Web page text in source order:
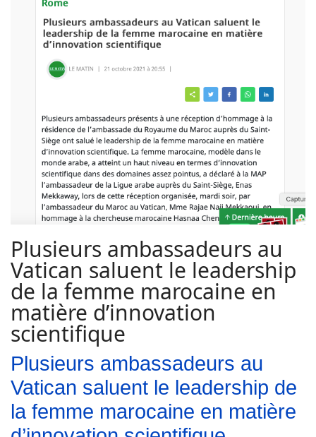
Plusieurs ambassadeurs au
Vatican saluent le leadership
de la femme marocaine en
matière d’innovation
scientifique
Plusieurs ambassadeurs au
Vatican saluent le leadership de
la femme marocaine en matière